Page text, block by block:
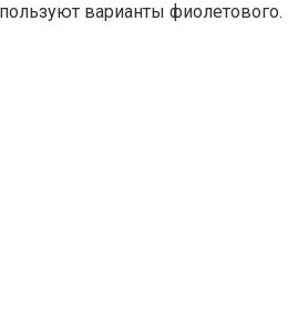
варианты фиолетового.